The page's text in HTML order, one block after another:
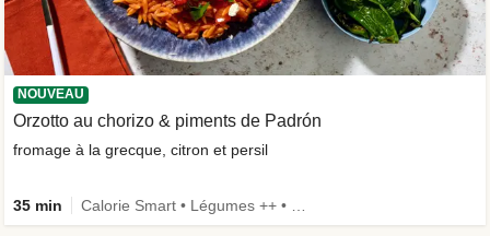
NOUVEAU
Orzotto au chorizo & piments de Padrón
fromage à la grecque, citron et persil
35 min